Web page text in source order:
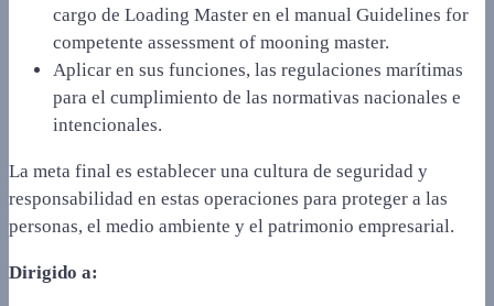
cargo de Loading Master en el manual Guidelines for
competente assessment of mooning master.
Aplicar en sus funciones, las regulaciones marítimas
para el cumplimiento de las normativas nacionales e
intencionales.
La meta final es establecer una cultura de seguridad y
responsabilidad en estas operaciones para proteger a las
personas, el medio ambiente y el patrimonio empresarial.
Dirigido a: